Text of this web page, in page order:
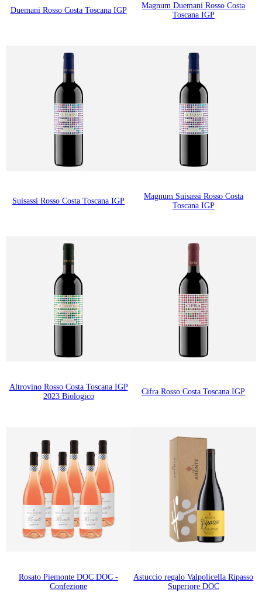
Duemani Rosso Costa Toscana IGP
Magnum Duemani Rosso Costa
Toscana IGP
Suisassi Rosso Costa Toscana IGP
Magnum Suisassi Rosso Costa
Toscana IGP
Altrovino Rosso Costa Toscana IGP
2023 Biologico
Cifra Rosso Costa Toscana IGP
Rosato Piemonte DOC DOC -
Confezione
Astuccio regalo Valpolicella Ripasso
Superiore DOC